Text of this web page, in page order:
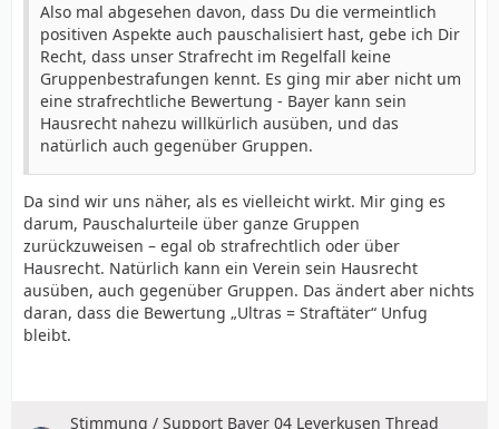
Also mal abgesehen davon, dass Du die vermeintlich
positiven Aspekte auch pauschalisiert hast, gebe ich Dir
Recht, dass unser Strafrecht im Regelfall keine
Gruppenbestrafungen kennt. Es ging mir aber nicht um
eine strafrechtliche Bewertung - Bayer kann sein
Hausrecht nahezu willkürlich ausüben, und das
natürlich auch gegenüber Gruppen.
Da sind wir uns näher, als es vielleicht wirkt. Mir ging es
darum, Pauschalurteile über ganze Gruppen
zurückzuweisen – egal ob strafrechtlich oder über
Hausrecht. Natürlich kann ein Verein sein Hausrecht
ausüben, auch gegenüber Gruppen. Das ändert aber nichts
daran, dass die Bewertung „Ultras = Straftäter“ Unfug
bleibt.
Stimmung / Support Bayer 04 Leverkusen Thread